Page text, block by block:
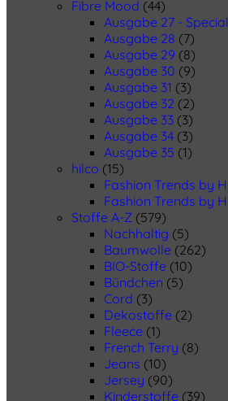
Fibre Mood (44)
Ausgabe 27 -
Ausgabe 28 (7)
Ausgabe 29 (8)
Ausgabe 30 (9)
Ausgabe 31 (3)
Ausgabe 32 (2)
Ausgabe 33 (3)
Ausgabe 34 (3)
Ausgabe 35 (1)
hilco (15)
Fashion Trends by
Fashion Trends by
Stoffe A-Z (579)
Nachhaltig (5)
Baumwolle (262)
BIO-Stoffe (10)
Bündchen (5)
Cord (3)
Dekostoffe (2)
Fleece (1)
French Terry (8)
Jeans (10)
Jersey (90)
Kinderstoffe (39)